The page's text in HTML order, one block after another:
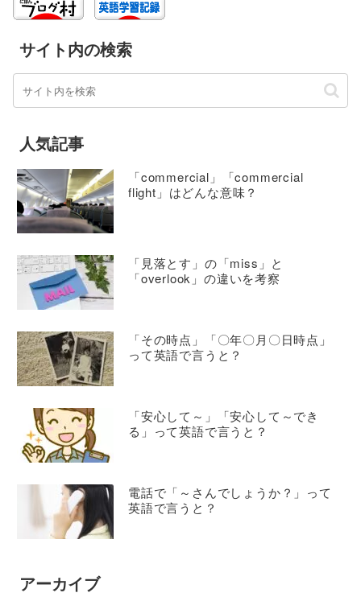
サイト内の検索
人気記事
「commercial」「commercial
flight」はどんな意味？
「見落とす」の「miss」と
「overlook」の違いを考察
「その時点」「〇年〇月〇日時点」
って英語で言うと？
「安心して～」「安心して～でき
る」って英語で言うと？
電話で「～さんでしょうか？」って
英語で言うと？
アーカイブ